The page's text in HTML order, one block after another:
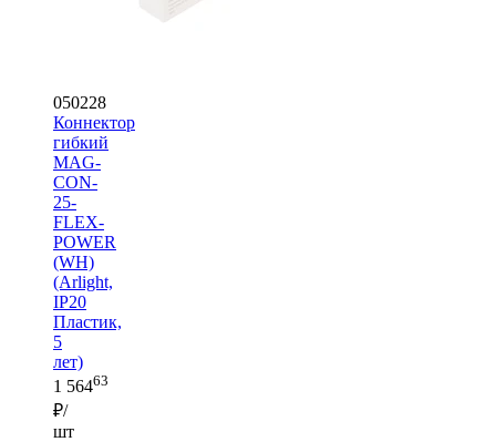
050228
Коннектор
гибкий
MAG-
CON-
25-
FLEX-
POWER
(WH)
(Arlight,
IP20
Пластик,
5
лет)
1 56463
₽/
шт